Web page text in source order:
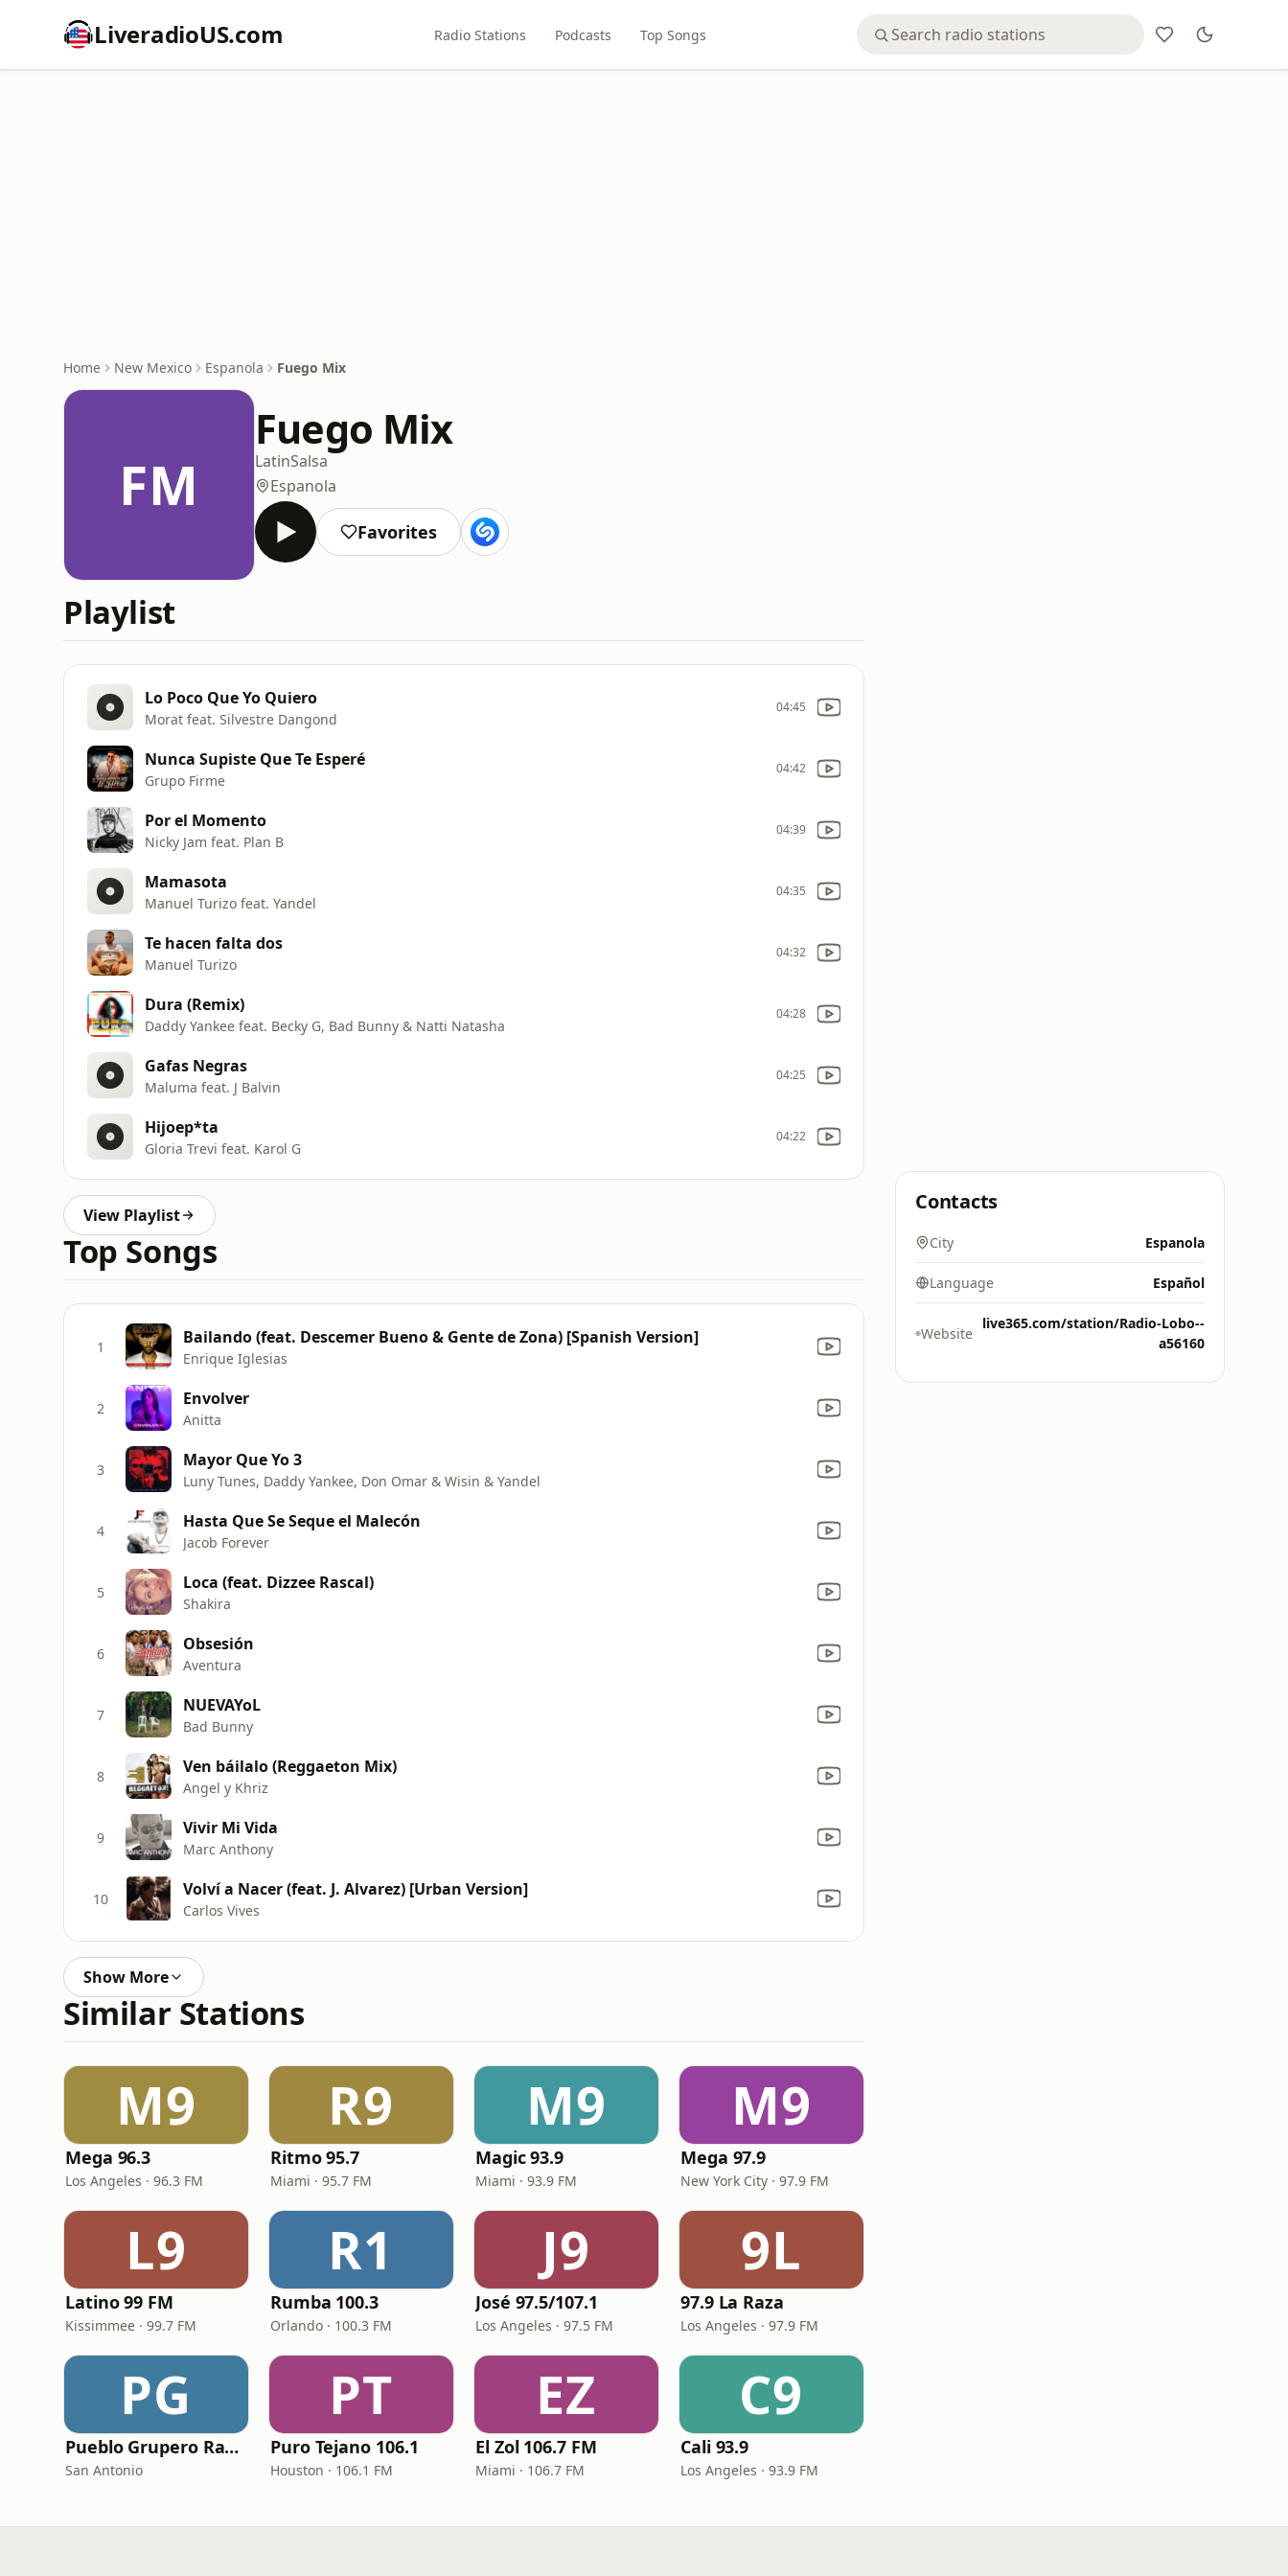
LiveradioUS.com Radio Stations Podcasts Top Songs
Home New Mexico Espanola Fuego Mix
FM
Fuego Mix
LatinSalsa
Espanola
Favorites
Playlist
Lo Poco Que Yo Quiero
Morat feat. Silvestre Dangond
04:45
Nunca Supiste Que Te Esperé
Grupo Firme
04:42
Por el Momento
Nicky Jam feat. Plan B
04:39
Mamasota
Manuel Turizo feat. Yandel
04:35
Te hacen falta dos
Manuel Turizo
04:32
Dura (Remix)
Daddy Yankee feat. Becky G, Bad Bunny & Natti Natasha
04:28
Gafas Negras
Maluma feat. J Balvin
04:25
Hijoep*ta
Gloria Trevi feat. Karol G
04:22
View Playlist
Top Songs
1 Bailando (feat. Descemer Bueno & Gente de Zona) [Spanish Version]
Enrique Iglesias
2 Envolver
Anitta
3 Mayor Que Yo 3
Luny Tunes, Daddy Yankee, Don Omar & Wisin & Yandel
4 Hasta Que Se Seque el Malecón
Jacob Forever
5 Loca (feat. Dizzee Rascal)
Shakira
6 Obsesión
Aventura
7 NUEVAYoL
Bad Bunny
8 Ven báilalo (Reggaeton Mix)
Angel y Khriz
9 Vivir Mi Vida
Marc Anthony
10 Volví a Nacer (feat. J. Alvarez) [Urban Version]
Carlos Vives
Show More
Similar Stations
M9
Mega 96.3
Los Angeles · 96.3 FM
R9
Ritmo 95.7
Miami · 95.7 FM
M9
Magic 93.9
Miami · 93.9 FM
M9
Mega 97.9
New York City · 97.9 FM
L9
Latino 99 FM
Kissimmee · 99.7 FM
R1
Rumba 100.3
Orlando · 100.3 FM
J9
José 97.5/107.1
Los Angeles · 97.5 FM
9L
97.9 La Raza
Los Angeles · 97.9 FM
PG
Pueblo Grupero Radio
San Antonio
PT
Puro Tejano 106.1
Houston · 106.1 FM
EZ
El Zol 106.7 FM
Miami · 106.7 FM
C9
Cali 93.9
Los Angeles · 93.9 FM
Contacts
City Espanola
Language Español
Website
live365.com/station/Radio-Lobo--
a56160